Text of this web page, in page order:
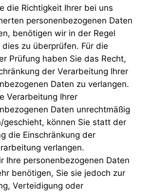
die Richtigkeit Ihrer bei uns
personenbezogenen Daten
benötigen wir in der Regel
dies zu überprüfen. Für die
Prüfung haben Sie das Recht,
der Verarbeitung Ihrer
Daten zu verlangen.
Verarbeitung Ihrer
Daten unrechtmäßig
geschieht, können Sie statt der
die Einschränkung der
verlangen.
Ihre personenbezogenen Daten
benötigen, Sie sie jedoch zur
Verteidigung oder